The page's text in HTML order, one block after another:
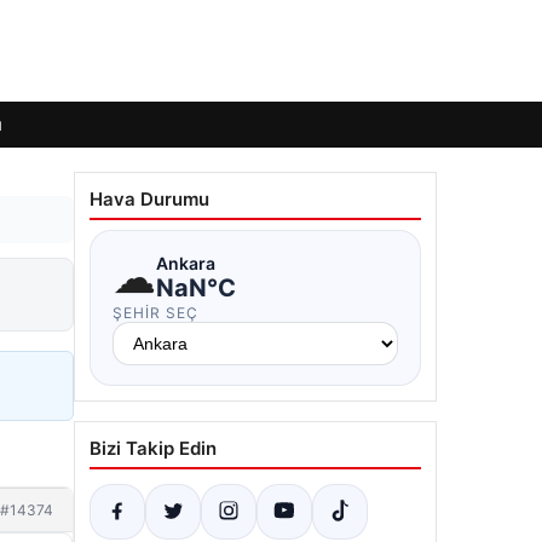
#14374
Hava Durumu
☁Ankara
NaN°C
ŞEHIR SEÇ
Bizi Takip Edin